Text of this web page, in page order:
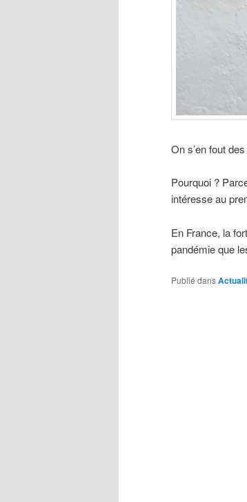
On s’en fout
Pourquoi ?
intéresse au
En France, la
pandémie que
Publié dans